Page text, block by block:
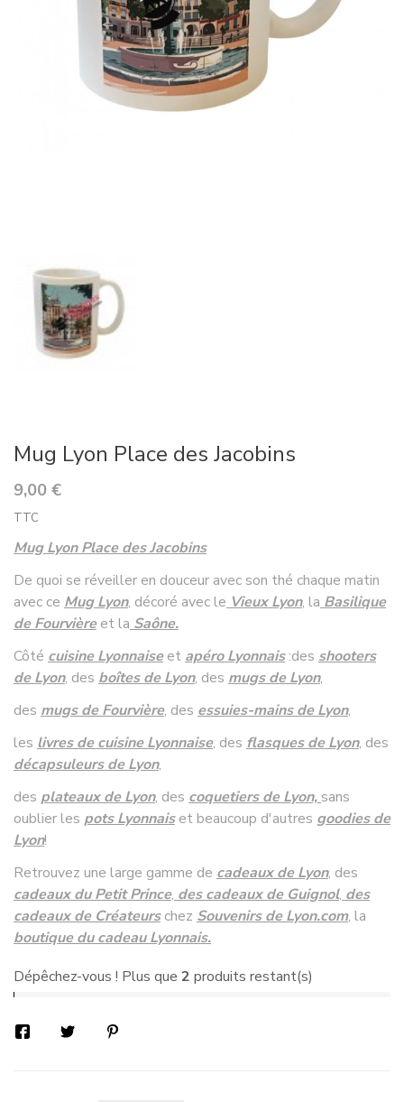
Mug Lyon Place des Jacobins
9,00 €
TTC
Mug Lyon Place des Jacobins
De quoi se réveiller en douceur avec son thé chaque matin
avec ce Mug Lyon, décoré avec le Vieux Lyon, la Basilique
de Fourvièreet la Saône.
Côté cuisine Lyonnaiseet apéro Lyonnais:des shooters
de Lyon, des boîtes de Lyon, des mugs de Lyon,
des mugs de Fourvière, des essuies-mains de Lyon,
les livres de cuisine Lyonnaise, des flasques de Lyon, des
décapsuleurs de Lyon,
des plateaux de Lyon, des coquetiers de Lyon,sans
oublier les pots Lyonnaiset beaucoup d'autres goodies de
Lyon!
Retrouvez une large gamme de cadeaux de Lyon, des
cadeaux du Petit Prince, des cadeaux de Guignol, des
cadeaux de Créateurschez Souvenirs de Lyon.com, la
boutique du cadeau Lyonnais.
Dépêchez-vous ! Plus que 2 produits restant(s)